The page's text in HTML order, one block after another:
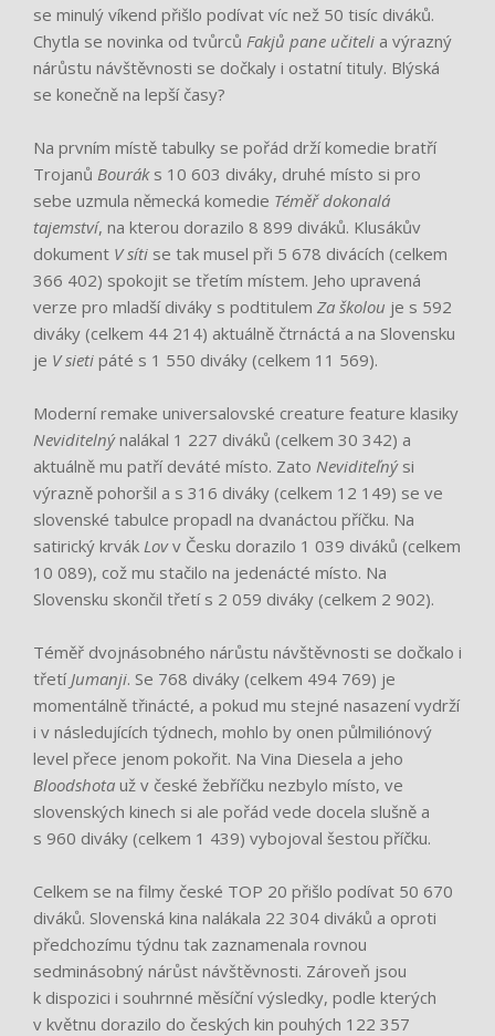
se minulý víkend přišlo podívat víc než 50 tisíc diváků.
Chytla se novinka od tvůrců Fakjů pane učiteli a výrazný
nárůstu návštěvnosti se dočkaly i ostatní tituly. Blýská
se konečně na lepší časy?
Na prvním místě tabulky se pořád drží komedie bratří
Trojanů Bouráks 10 603 diváky, druhé místo si pro
sebe uzmula německá komedie Téměř dokonalá
tajemství, na kterou dorazilo 8 899 diváků. Klusákův
dokument V síti se tak musel při 5 678 divácích (celkem
366 402) spokojit se třetím místem. Jeho upravená
verze pro mladší diváky s podtitulem Za školou je s 592
diváky (celkem 44 214) aktuálně čtrnáctá a na Slovensku
je V sieti páté s 1 550 diváky (celkem 11 569).
Moderní remake universalovské creature feature klasiky
Neviditelnýnalákal 1 227 diváků (celkem 30 342) a
aktuálně mu patří deváté místo. Zato Neviditeľnýsi
výrazně pohoršil a s 316 diváky (celkem 12 149) se ve
slovenské tabulce propadl na dvanáctou příčku. Na
satirický krvák Lovv Česku dorazilo 1 039 diváků (celkem
10 089), což mu stačilo na jedenácté místo. Na
Slovensku skončil třetí s 2 059 diváky (celkem 2 902).
Téměř dvojnásobného nárůstu návštěvnosti se dočkalo i
třetí Jumanji. Se 768 diváky (celkem 494 769) je
momentálně třinácté, a pokud mu stejné nasazení vydrží
i v následujících týdnech, mohlo by onen půlmiliónový
level přece jenom pokořit. Na Vina Diesela a jeho
Bloodshota už v české žebříčku nezbylo místo, ve
slovenských kinech si ale pořád vede docela slušně a
s 960 diváky (celkem 1 439) vybojoval šestou příčku.
Celkem se na filmy české TOP 20 přišlo podívat 50 670
diváků. Slovenská kina nalákala 22 304 diváků a oproti
předchozímu týdnu tak zaznamenala rovnou
sedminásobný nárůst návštěvnosti. Zároveň jsou
k dispozici i souhrnné měsíční výsledky, podle kterých
v květnu dorazilo do českých kin pouhých 122 357